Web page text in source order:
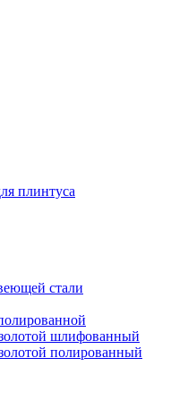
плинтуса
стали
шлифованный
полированный